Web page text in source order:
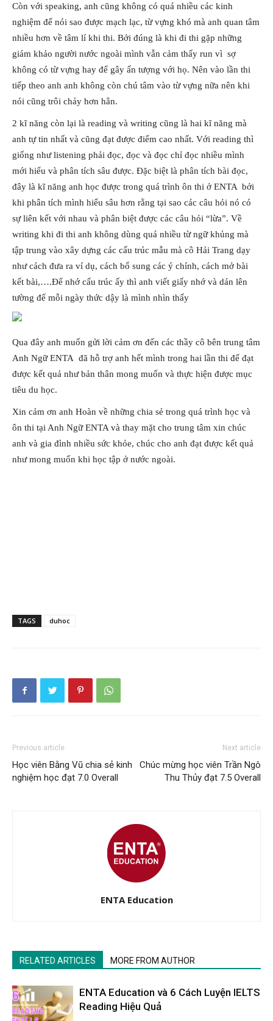
Còn với speaking, anh cũng không có quá nhiều các kinh
nghiệm để nói sao được mạch lạc, từ vựng khó mà anh quan tâm
nhiều hơn về tâm lí khi thi. Bởi đúng là khi đi thi gặp những
giám khảo người nước ngoài mình vẫn cảm thấy run vì sợ
không có từ vựng hay để gây ấn tượng với họ. Nên vào lần thi
tiếp theo anh anh không còn chú tâm vào từ vựng nữa nên khi
nói cũng trôi chảy hơn hẳn.
2 kĩ năng còn lại là reading và writing cũng là hai kĩ năng mà
anh tự tin nhất và cũng đạt được điểm cao nhất. Với reading thì
giống như listening phải đọc, đọc và đọc chỉ đọc nhiều mình
mới hiểu và phân tích sâu được. Đặc biệt là phân tích bài đọc,
đây là kĩ năng anh học được trong quá trình ôn thi ở ENTA bởi
khi phân tích mình hiểu sâu hơn rằng tại sao các câu hỏi nó có
sự liên kết với nhau và phân biệt được các câu hỏi “lừa”. Về
writing khi đi thi anh không dùng quá nhiều từ ngữ khủng mà
tập trung vào xây dựng các cấu trúc mẫu mà cô Hải Trang dạy
như cách đưa ra ví dụ, cách bổ sung các ý chính, cách mở bài
kết bài,….Để nhớ cấu trúc ấy thì anh viết giấy nhớ và dán lên
tường để mỗi ngày thức dậy là mình nhìn thấy
Qua đây anh muốn gửi lời cảm ơn đến các thầy cô bên trung tâm
Anh Ngữ ENTA đã hỗ trợ anh hết mình trong hai lần thi để đạt
được kết quả như bản thân mong muốn và thực hiện được mục
tiêu du học.
Xin cảm ơn anh Hoàn về những chia sẻ trong quá trình học và
ôn thi tại Anh Ngữ ENTA và thay mặt cho trung tâm xin chúc
anh và gia đình nhiều sức khỏe, chúc cho anh đạt được kết quả
như mong muốn khi học tập ở nước ngoài.
TAGS duhoc
Previous article
Học viên Bằng Vũ chia sẻ kinh
nghiệm học đạt 7.0 Overall
Next article
Chúc mừng học viên Trần Ngô
Thu Thủy đạt 7.5 Overall
ENTA Education
RELATED ARTICLES MORE FROM AUTHOR
ENTA Education và 6 Cách Luyện IELTS
Reading Hiệu Quả